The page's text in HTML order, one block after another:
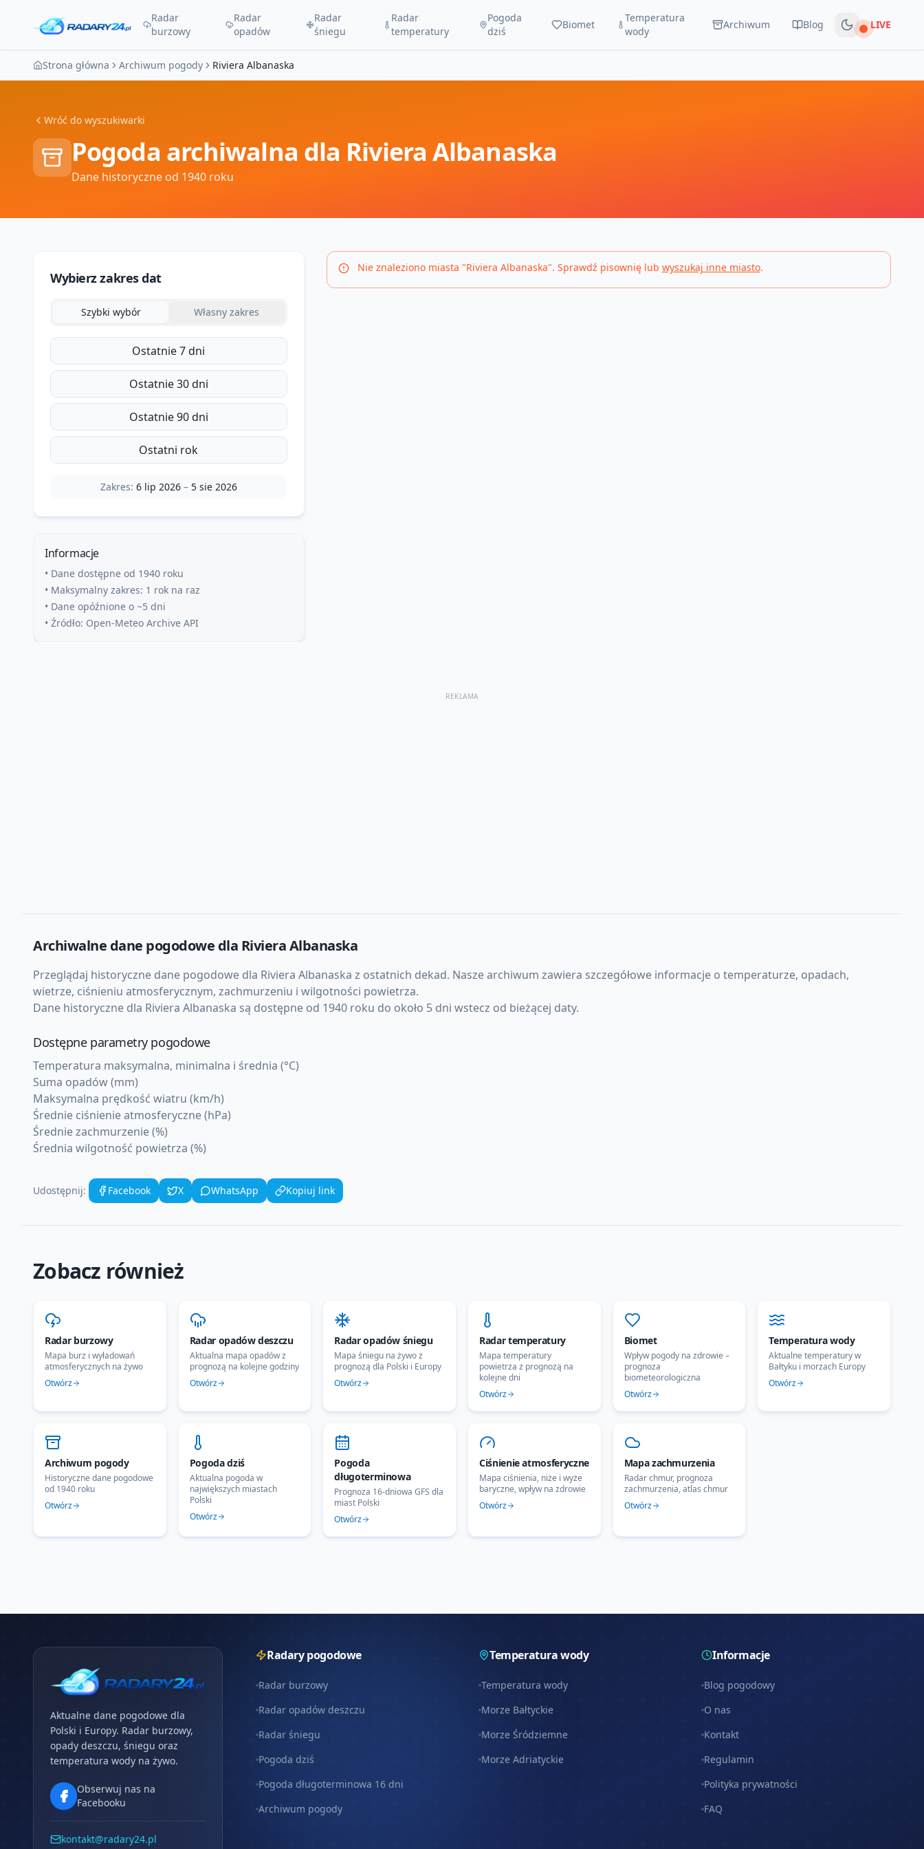
Radar
burzowy
Radar
opadów
Radar
śniegu
Radar
temperatury
Pogoda
dziś
Biomet
Temperatura
wody
Archiwum Blog Na żywo
LIVE
Strona główna Archiwum pogody Riviera Albanaska
Wróć do wyszukiwarki
Pogoda archiwalna dla Riviera Albanaska
Dane historyczne od 1940 roku
Wybierz zakres dat
Szybki wybór Własny zakres
Ostatnie 7 dni
Ostatnie 30 dni
Ostatnie 90 dni
Ostatni rok
Zakres: 6 lip 2026– 5 sie 2026
Informacje
• Dane dostępne od 1940 roku
• Maksymalny zakres: 1 rok na raz
• Dane opóźnione o ~5 dni
• Źródło: Open-Meteo Archive API
Nie znaleziono miasta "Riviera Albanaska". Sprawdź pisownię lub wyszukaj inne miasto.
REKLAMA
Archiwalne dane pogodowe dla Riviera Albanaska
Przeglądaj historyczne dane pogodowe dla Riviera Albanaska z ostatnich dekad. Nasze archiwum zawiera szczegółowe informacje o temperaturze, opadach,
wietrze, ciśnieniu atmosferycznym, zachmurzeniu i wilgotności powietrza.
Dane historyczne dla Riviera Albanaska są dostępne od 1940 roku do około 5 dni wstecz od bieżącej daty.
Dostępne parametry pogodowe
Temperatura maksymalna, minimalna i średnia (°C)
Suma opadów (mm)
Maksymalna prędkość wiatru (km/h)
Średnie ciśnienie atmosferyczne (hPa)
Średnie zachmurzenie (%)
Średnia wilgotność powietrza (%)
Udostępnij: Facebook X WhatsApp Kopiuj link
Zobacz również
Radar burzowy
Mapa burz i wyładowań
atmosferycznych na żywo
Otwórz
Radar opadów deszczu
Aktualna mapa opadów z
prognozą na kolejne godziny
Otwórz
Radar opadów śniegu
Mapa śniegu na żywo z
prognozą dla Polski i Europy
Otwórz
Radar temperatury
Mapa temperatury
powietrza z prognozą na
kolejne dni
Otwórz
Biomet
Wpływ pogody na zdrowie –
prognoza
biometeorologiczna
Otwórz
Temperatura wody
Aktualne temperatury w
Bałtyku i morzach Europy
Otwórz
Archiwum pogody
Historyczne dane pogodowe
od 1940 roku
Otwórz
Pogoda dziś
Aktualna pogoda w
największych miastach
Polski
Otwórz
Pogoda
długoterminowa
Prognoza 16-dniowa GFS dla
miast Polski
Otwórz
Ciśnienie atmosferyczne
Mapa ciśnienia, niże i wyże
baryczne, wpływ na zdrowie
Otwórz
Mapa zachmurzenia
Radar chmur, prognoza
zachmurzenia, atlas chmur
Otwórz
Aktualne dane pogodowe dla
Polski i Europy. Radar burzowy,
opady deszczu, śniegu oraz
temperatura wody na żywo.
Obserwuj nas na
Facebooku
kontakt@radary24.pl
Radary pogodowe
Radar burzowy
Radar opadów deszczu
Radar śniegu
Pogoda dziś
Pogoda długoterminowa 16 dni
Archiwum pogody
Temperatura wody
Temperatura wody
Morze Bałtyckie
Morze Śródziemne
Morze Adriatyckie
Informacje
Blog pogodowy
O nas
Kontakt
Regulamin
Polityka prywatności
FAQ